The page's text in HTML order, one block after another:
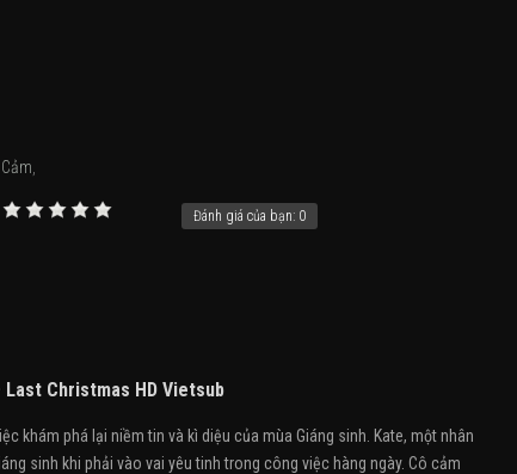
Đánh giá của bạn: 0
Last Christmas HD Vietsub
khám phá lại niềm tin và kì diệu của mùa Giáng sinh. Kate, một nhân
sinh khi phải vào vai yêu tinh trong công việc hàng ngày. Cô cảm